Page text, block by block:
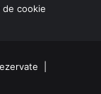
de cookie
|